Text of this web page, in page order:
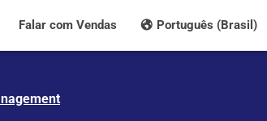
Português (Brasil)
Falar com Vendas